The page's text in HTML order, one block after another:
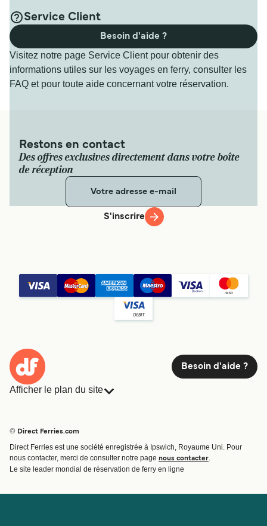
Service Client
Visitez notre page Service Client pour obtenir des
informations utiles sur les voyages en ferry, consulter les
FAQ et pour toute aide concernant votre réservation.
Besoin d'aide ?
Restons en contact
Des offres exclusives directement dans votre boîte
de réception
S'inscrire
Besoin d'aide ?
Afficher le plan du site
Traversées et ports
Billet de bateau
© Direct Ferries.com
Direct Ferries est une société enregistrée à Ipswich, Royaume Uni. Pour
nous contacter, merci de consulter notre page nous contacter.
Le site leader mondial de réservation de ferry en ligne